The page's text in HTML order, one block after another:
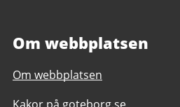
Om webbplatsen
Om webbplatsen